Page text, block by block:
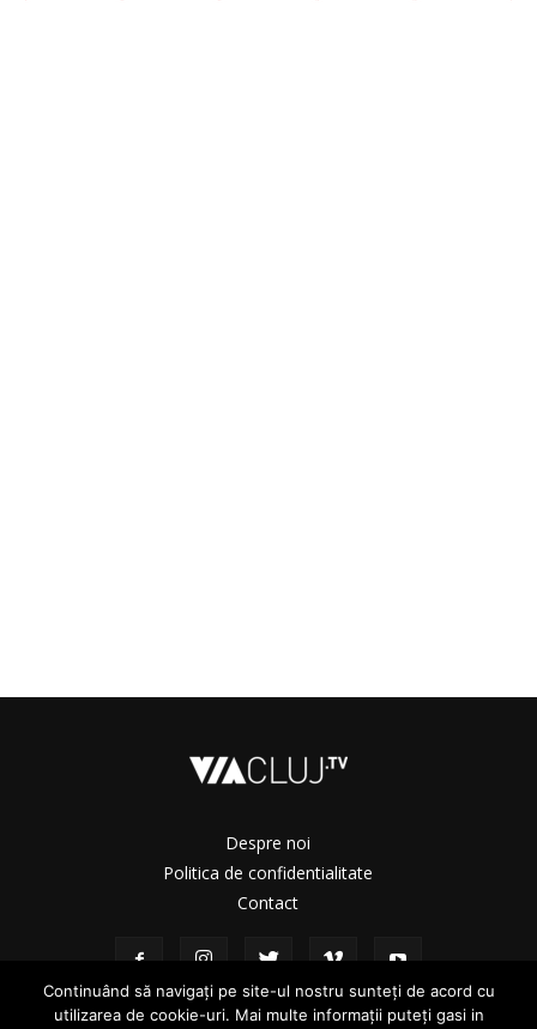
Despre noi
Politica de confidentialitate
Contact
Continuând să navigați pe site-ul nostru sunteți de acord cu
utilizarea de cookie-uri. Mai multe informații puteți gasi in